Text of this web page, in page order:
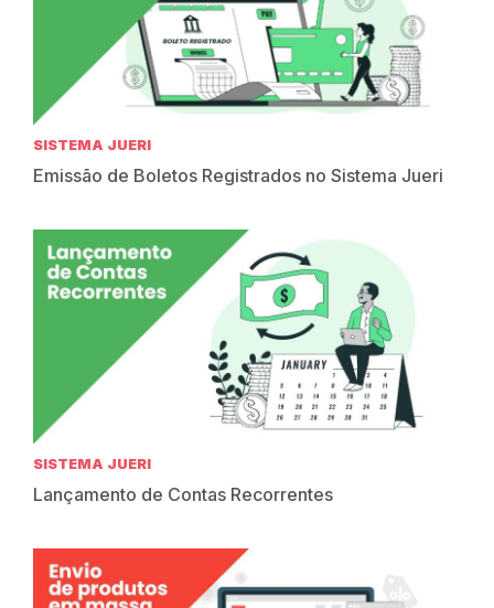
SISTEMA JUERI
Emissão de Boletos Registrados no Sistema Jueri
SISTEMA JUERI
Lançamento de Contas Recorrentes